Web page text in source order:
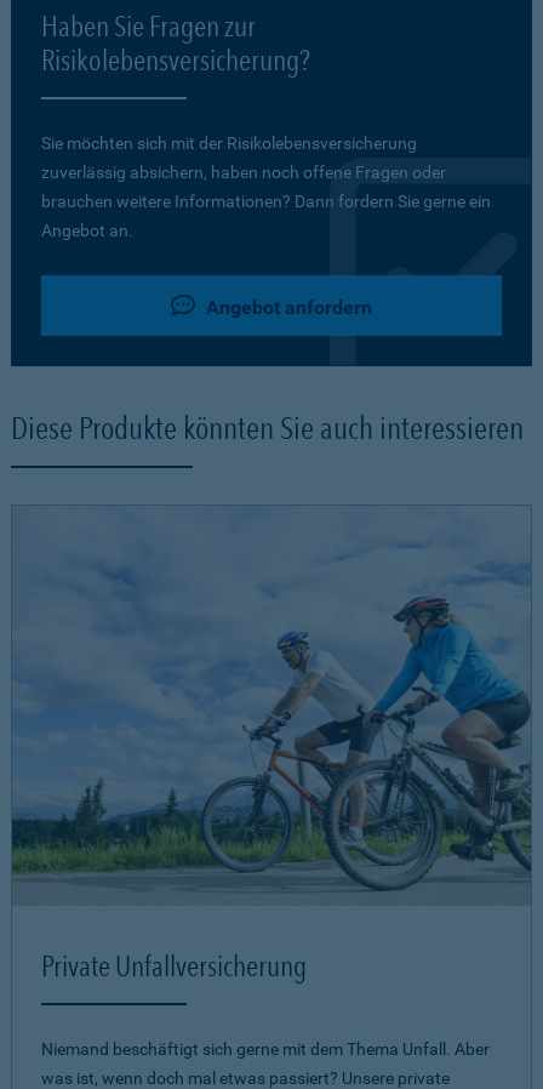
Haben Sie Fragen zur
Risikolebensversicherung?
Sie möchten sich mit der Risikolebensversicherung
zuverlässig absichern, haben noch offene Fragen oder
brauchen weitere Informationen? Dann fordern Sie gerne ein
Angebot an.
Angebot anfordern
Diese Produkte könnten Sie auch interessieren
Private Unfallversicherung
Niemand beschäftigt sich gerne mit dem Thema Unfall. Aber
was ist, wenn doch mal etwas passiert? Unsere private